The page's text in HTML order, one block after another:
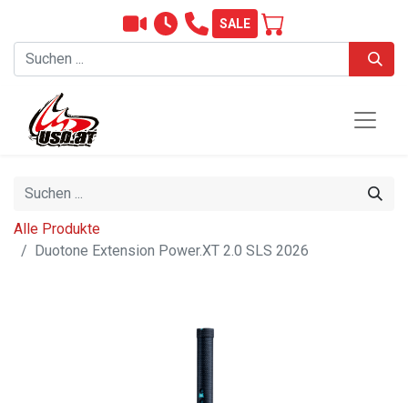
SALE
Alle Produkte
Duotone Extension Power.XT 2.0 SLS 2026